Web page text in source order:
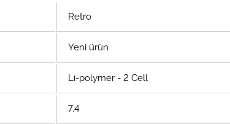
Retro
Yeni ürün
Li-polymer - 2 Cell
7.4